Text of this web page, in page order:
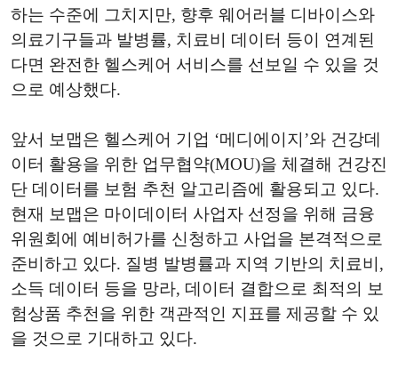
하는 수준에 그치지만, 향후 웨어러블 디바이스와
의료기구들과 발병률, 치료비 데이터 등이 연계된
다면 완전한 헬스케어 서비스를 선보일 수 있을 것
으로 예상했다.
앞서 보맵은 헬스케어 기업 ‘메디에이지’와 건강데
이터 활용을 위한 업무협약(MOU)을 체결해 건강진
단 데이터를 보험 추천 알고리즘에 활용되고 있다.
현재 보맵은 마이데이터 사업자 선정을 위해 금융
위원회에 예비허가를 신청하고 사업을 본격적으로
준비하고 있다. 질병 발병률과 지역 기반의 치료비,
소득 데이터 등을 망라, 데이터 결합으로 최적의 보
험상품 추천을 위한 객관적인 지표를 제공할 수 있
을 것으로 기대하고 있다.